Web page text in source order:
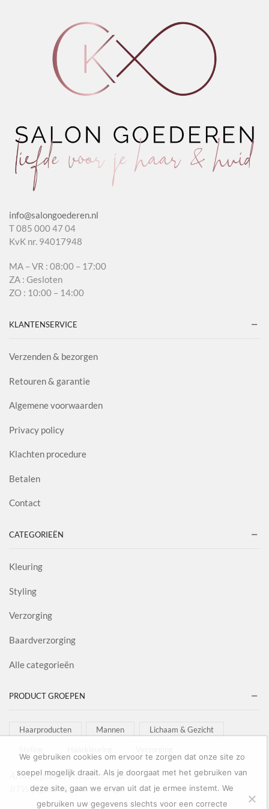
info@salongoederen.nl
T 085 000 47 04
KvK nr. 94017948
MA – VR : 08:00 – 17:00
ZA : Gesloten
ZO : 10:00 – 14:00
KLANTENSERVICE
Verzenden & bezorgen
Retouren & garantie
Algemene voorwaarden
Privacy policy
Klachten procedure
Betalen
Contact
CATEGORIEËN
Kleuring
Styling
Verzorging
Baardverzorging
Alle categorieën
PRODUCT GROEPEN
Haarproducten Mannen Lichaam & Gezicht
Al onze goederen zijn inclusief
BTW afgebeeld in onze shop!
We gebruiken cookies om ervoor te zorgen dat onze site zo
soepel mogelijk draait. Als je doorgaat met het gebruiken van
deze site, gaan we ervan uit dat je ermee instemt. We
gebruiken uw gegevens slechts voor een correcte